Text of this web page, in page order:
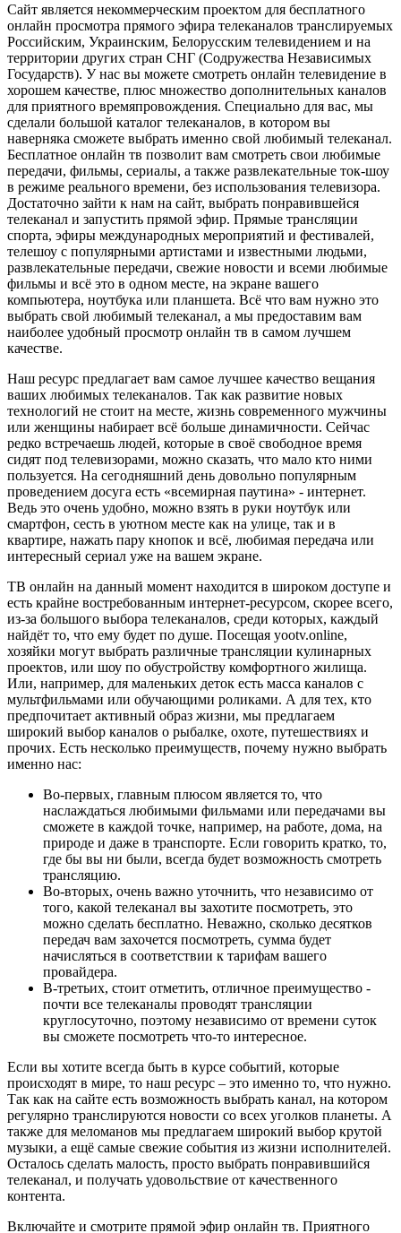
Сайт является некоммерческим проектом для бесплатного
онлайн просмотра прямого эфира телеканалов транслируемых
Российским, Украинским, Белорусским телевидением и на
территории других стран СНГ (Содружества Независимых
Государств). У нас вы можете смотреть онлайн телевидение в
хорошем качестве, плюс множество дополнительных каналов
для приятного времяпровождения. Специально для вас, мы
сделали большой каталог телеканалов, в котором вы
наверняка сможете выбрать именно свой любимый телеканал.
Бесплатное онлайн тв позволит вам смотреть свои любимые
передачи, фильмы, сериалы, а также развлекательные ток-шоу
в режиме реального времени, без использования телевизора.
Достаточно зайти к нам на сайт, выбрать понравившейся
телеканал и запустить прямой эфир. Прямые трансляции
спорта, эфиры международных мероприятий и фестивалей,
телешоу с популярными артистами и известными людьми,
развлекательные передачи, свежие новости и всеми любимые
фильмы и всё это в одном месте, на экране вашего
компьютера, ноутбука или планшета. Всё что вам нужно это
выбрать свой любимый телеканал, а мы предоставим вам
наиболее удобный просмотр онлайн тв в самом лучшем
качестве.
Наш ресурс предлагает вам самое лучшее качество вещания
ваших любимых телеканалов. Так как развитие новых
технологий не стоит на месте, жизнь современного мужчины
или женщины набирает всё больше динамичности. Сейчас
редко встречаешь людей, которые в своё свободное время
сидят под телевизорами, можно сказать, что мало кто ними
пользуется. На сегодняшний день довольно популярным
проведением досуга есть «всемирная паутина» - интернет.
Ведь это очень удобно, можно взять в руки ноутбук или
смартфон, сесть в уютном месте как на улице, так и в
квартире, нажать пару кнопок и всё, любимая передача или
интересный сериал уже на вашем экране.
ТВ онлайн на данный момент находится в широком доступе и
есть крайне востребованным интернет-ресурсом, скорее всего,
из-за большого выбора телеканалов, среди которых, каждый
найдёт то, что ему будет по душе. Посещая yootv.online,
хозяйки могут выбрать различные трансляции кулинарных
проектов, или шоу по обустройству комфортного жилища.
Или, например, для маленьких деток есть масса каналов с
мультфильмами или обучающими роликами. А для тех, кто
предпочитает активный образ жизни, мы предлагаем
широкий выбор каналов о рыбалке, охоте, путешествиях и
прочих. Есть несколько преимуществ, почему нужно выбрать
именно нас:
Во-первых, главным плюсом является то, что
наслаждаться любимыми фильмами или передачами вы
сможете в каждой точке, например, на работе, дома, на
природе и даже в транспорте. Если говорить кратко, то,
где бы вы ни были, всегда будет возможность смотреть
трансляцию.
Во-вторых, очень важно уточнить, что независимо от
того, какой телеканал вы захотите посмотреть, это
можно сделать бесплатно. Неважно, сколько десятков
передач вам захочется посмотреть, сумма будет
начисляться в соответствии к тарифам вашего
провайдера.
В-третьих, стоит отметить, отличное преимущество -
почти все телеканалы проводят трансляции
круглосуточно, поэтому независимо от времени суток
вы сможете посмотреть что-то интересное.
Если вы хотите всегда быть в курсе событий, которые
происходят в мире, то наш ресурс – это именно то, что нужно.
Так как на сайте есть возможность выбрать канал, на котором
регулярно транслируются новости со всех уголков планеты. А
также для меломанов мы предлагаем широкий выбор крутой
музыки, а ещё самые свежие события из жизни исполнителей.
Осталось сделать малость, просто выбрать понравившийся
телеканал, и получать удовольствие от качественного
контента.
Включайте и смотрите прямой эфир онлайн тв. Приятного